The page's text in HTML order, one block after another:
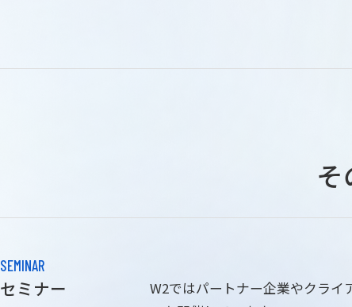
SEMINAR
セミナー
W2ではパートナー企業やクライ